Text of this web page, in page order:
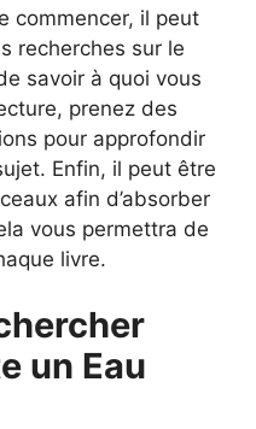
commencer, il peut
recherches sur le
savoir à quoi vous
prenez des
pour approfondir
Enfin, il peut être
afin d’absorber
vous permettra de
livre.
un Eau